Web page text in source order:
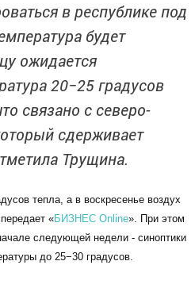
в республике под
будет
ожидается
20−25 градусов
связано с северо-
сдерживает
Трущина.
тепла, а в воскресенье воздух
«БИЗНЕС Online». При этом
следующей недели - синоптики
до 25−30 градусов.